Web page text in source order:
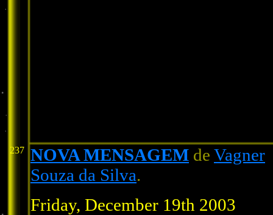
237 NOVA MENSAGEM de Vagner
Souza da Silva.
Friday, December 19th 2003